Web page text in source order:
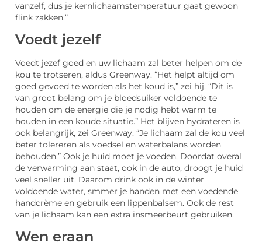
vanzelf, dus je kernlichaamstemperatuur gaat gewoon
flink zakken.”
Voedt jezelf
Voedt jezef goed en uw lichaam zal beter helpen om de
kou te trotseren, aldus Greenway. “Het helpt altijd om
goed gevoed te worden als het koud is,” zei hij. “Dit is
van groot belang om je bloedsuiker voldoende te
houden om de energie die je nodig hebt warm te
houden in een koude situatie.” Het blijven hydrateren is
ook belangrijk, zei Greenway. “Je lichaam zal de kou veel
beter tolereren als voedsel en waterbalans worden
behouden.” Ook je huid moet je voeden. Doordat overal
de verwarming aan staat, ook in de auto, droogt je huid
veel sneller uit. Daarom drink ook in de winter
voldoende water, smmer je handen met een voedende
handcrème en gebruik een lippenbalsem. Ook de rest
van je lichaam kan een extra insmeerbeurt gebruiken.
Wen eraan